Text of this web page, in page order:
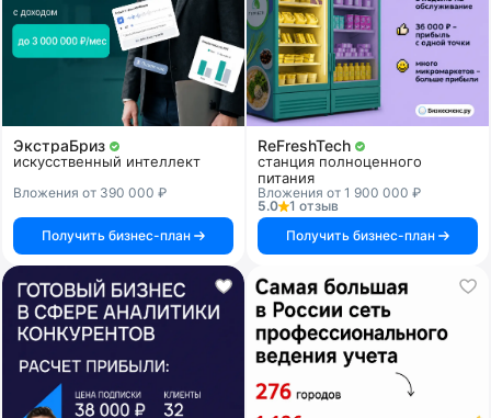
ЭкстраБриз
искусственный интеллект
Вложения от 390 000 ₽
Получить бизнес-план
ReFreshTech
станция полноценного
питания
Вложения от 1 900 000 ₽
5.0
1 отзыв
Получить бизнес-план